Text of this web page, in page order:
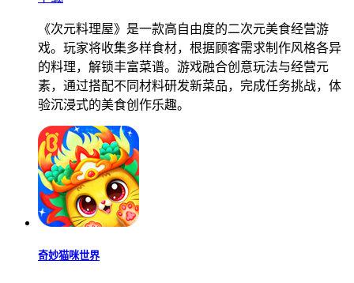
《次元料理屋》是一款高自由度的二次元美食经营游
戏。玩家将收集多样食材，根据顾客需求制作风格各异
的料理，解锁丰富菜谱。游戏融合创意玩法与经营元
素，通过搭配不同材料研发新菜品，完成任务挑战，体
验沉浸式的美食创作乐趣。
奇妙猫咪世界